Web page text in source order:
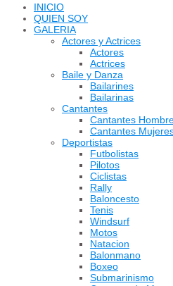
INICIO
QUIEN SOY
GALERIA
Actores y Actrices
Actores
Actrices
Baile y Danza
Bailarines
Bailarinas
Cantantes
Cantantes
Cantantes
Deportistas
Futbolistas
Pilotos
Ciclistas
Rally
Baloncesto
Tenis
Windsurf
Motos
Natacion
Balonmano
Boxeo
Submarinismo